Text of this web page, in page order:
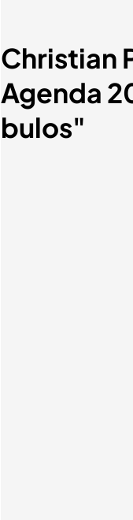
Christian
Agenda
bulos"